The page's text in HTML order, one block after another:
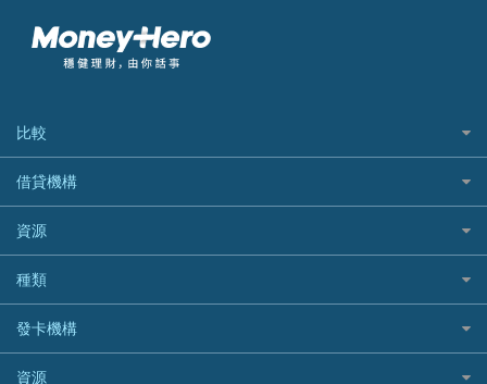
比較
私人貸款比較
稅季/稅務貸款
網上貸款
結餘轉戶(清卡數貸款)
銀行貸款
財務公司貸款
免入息貸款
借貸機構
BEA 東亞銀行
BOC 中國銀行
Cashing Pro 優尚信貸
CCB(Asia) 中國建設銀行 (亞洲)
Citibank 花旗銀行
資源
如何申請個人貸款
如何管理個人貸款
個人貸款有用資訊
清卡數貸款教學
種類
網購優惠
精選外幣網購信用卡
發卡機構
Citibank花旗銀行
資源